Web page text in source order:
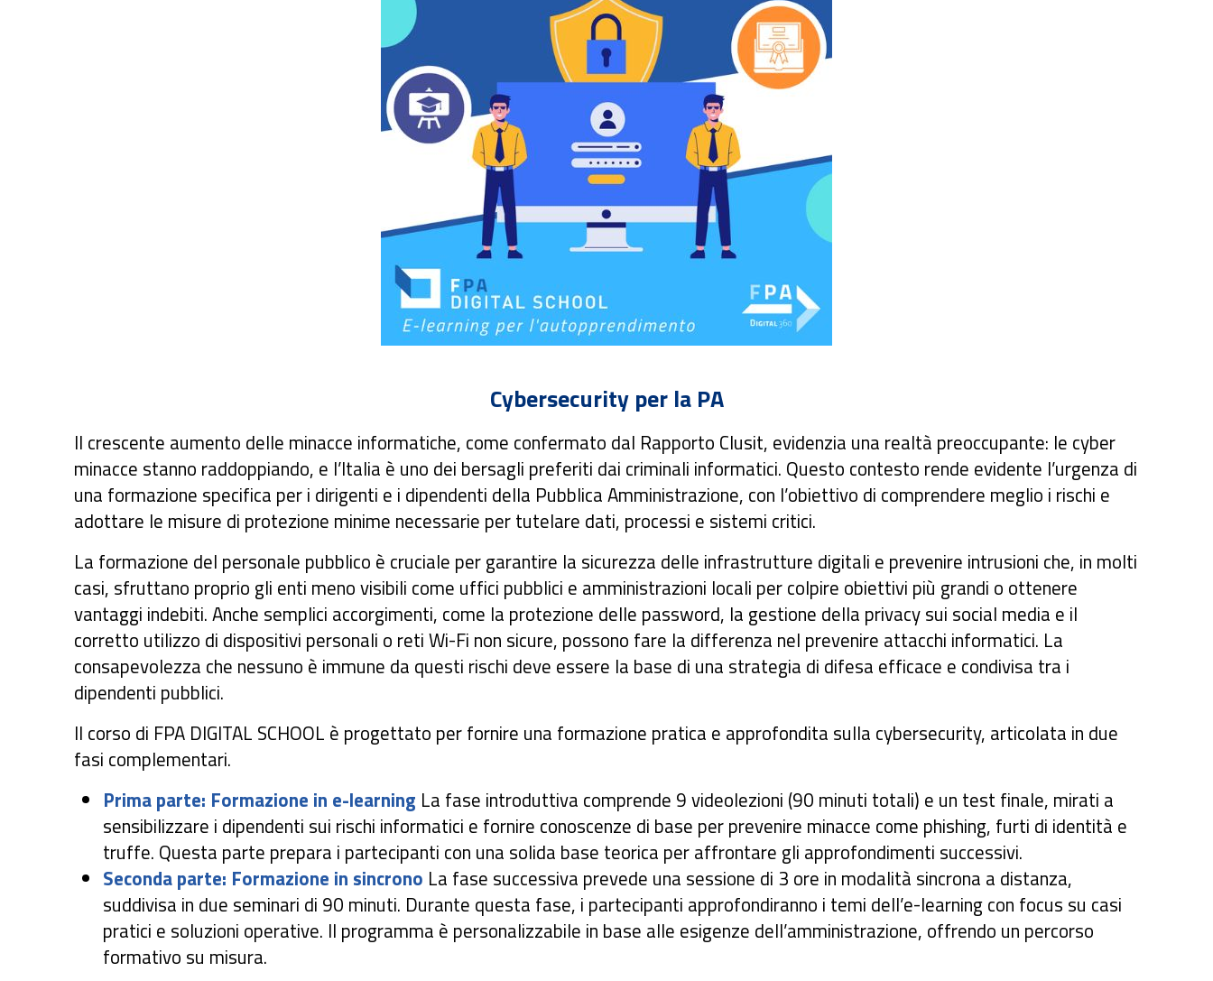
Cybersecurity per la PA
Il crescente aumento delle minacce informatiche, come confermato dal Rapporto Clusit, evidenzia una realtà preoccupante: le cyber
minacce stanno raddoppiando, e l’Italia è uno dei bersagli preferiti dai criminali informatici. Questo contesto rende evidente l’urgenza di
una formazione specifica per i dirigenti e i dipendenti della Pubblica Amministrazione, con l’obiettivo di comprendere meglio i rischi e
adottare le misure di protezione minime necessarie per tutelare dati, processi e sistemi critici.
La formazione del personale pubblico è cruciale per garantire la sicurezza delle infrastrutture digitali e prevenire intrusioni che, in molti
casi, sfruttano proprio gli enti meno visibili come uffici pubblici e amministrazioni locali per colpire obiettivi più grandi o ottenere
vantaggi indebiti. Anche semplici accorgimenti, come la protezione delle password, la gestione della privacy sui social media e il
corretto utilizzo di dispositivi personali o reti Wi-Fi non sicure, possono fare la differenza nel prevenire attacchi informatici. La
consapevolezza che nessuno è immune da questi rischi deve essere la base di una strategia di difesa efficace e condivisa tra i
dipendenti pubblici.
Il corso di FPA DIGITAL SCHOOL è progettato per fornire una formazione pratica e approfondita sulla cybersecurity, articolata in due
fasi complementari.
Prima parte: Formazione in e-learning La fase introduttiva comprende 9 videolezioni (90 minuti totali) e un test finale, mirati a
sensibilizzare i dipendenti sui rischi informatici e fornire conoscenze di base per prevenire minacce come phishing, furti di identità e
truffe. Questa parte prepara i partecipanti con una solida base teorica per affrontare gli approfondimenti successivi.
Seconda parte: Formazione in sincrono La fase successiva prevede una sessione di 3 ore in modalità sincrona a distanza,
suddivisa in due seminari di 90 minuti. Durante questa fase, i partecipanti approfondiranno i temi dell’e-learning con focus su casi
pratici e soluzioni operative. Il programma è personalizzabile in base alle esigenze dell’amministrazione, offrendo un percorso
formativo su misura.